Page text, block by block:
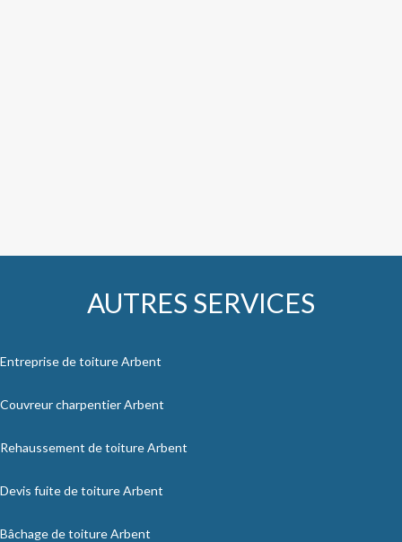
AUTRES SERVICES
Entreprise de toiture Arbent
Couvreur charpentier Arbent
Rehaussement de toiture Arbent
Devis fuite de toiture Arbent
Bâchage de toiture Arbent